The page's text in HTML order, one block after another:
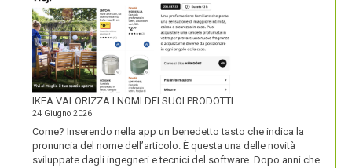
IKEA VALORIZZA I NOMI DEI SUOI PRODOTTI
24 Giugno 2026
Come? Inserendo nella app un benedetto tasto che indica la
pronuncia del nome dell’articolo. È questa una delle novità
sviluppate dagli ingegneri e tecnici del software. Dopo anni che